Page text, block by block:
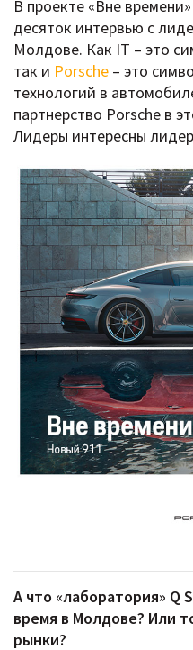
В проекте «Вне
десяток интервью с
Молдове. Как IT – это
так и Porsche – это
технологий в
партнерство Porsche в
Лидеры интересны
А что «лаборатория» Q
время в Молдове? Или
рынки?